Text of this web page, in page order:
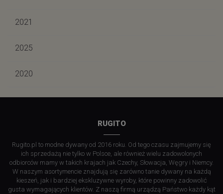
2021
2025
2020
RUGITO
Rugito.pl to modne dywany od 2016 roku. Od tego czasu zajmujemy się
ich sprzedażą nie tylko w Polsce, ale również wielu zadowolonych
odbiorców mamy w takich krajach jak Czechy, Słowacja, Węgry i Niemcy.
W naszym asortymencie znajdują się zarówno tanie dywany na każdą
kieszeń, jak i bardziej ekskluzywne wyroby, które powinny zadowolić
gusta wymagających klientów. Z naszą firmą urządzą Państwo każdy kąt